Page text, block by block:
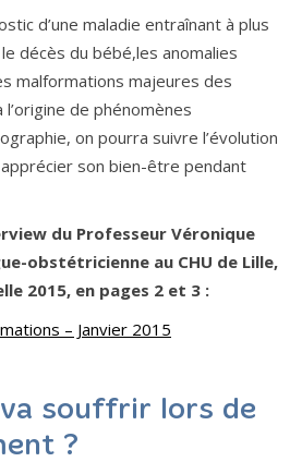
d’une maladie entraînant à plus
décès du bébé,les anomalies
malformations majeures des
de phénomènes
on pourra suivre l’évolution
son bien-être pendant
du Professeur Véronique
obstétricienne au CHU de Lille,
2015, en pages 2 et 3 :
– Janvier 2015
va souffrir lors de
?